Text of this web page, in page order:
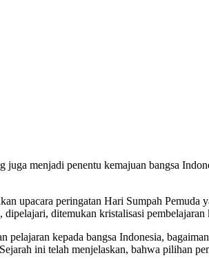
menjadi penentu kemajuan bangsa
upacara peringatan Hari Sumpah
ditemukan kristalisasi
pelajaran kepada bangsa Indonesia,
ini telah menjelaskan, bahwa pilihan